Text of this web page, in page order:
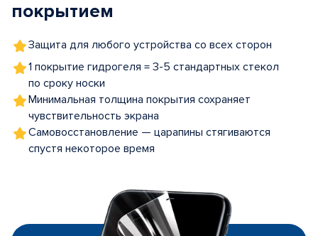
покрытием
Защита для любого устройства со всех сторон
1 покрытие гидрогеля = 3-5 стандартных стекол
по сроку носки
Минимальная толщина покрытия сохраняет
чувствительность экрана
Самовосстановление — царапины стягиваются
спустя некоторое время